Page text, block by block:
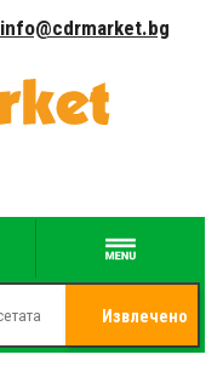
info@cdrmarket.bg
Извлечено